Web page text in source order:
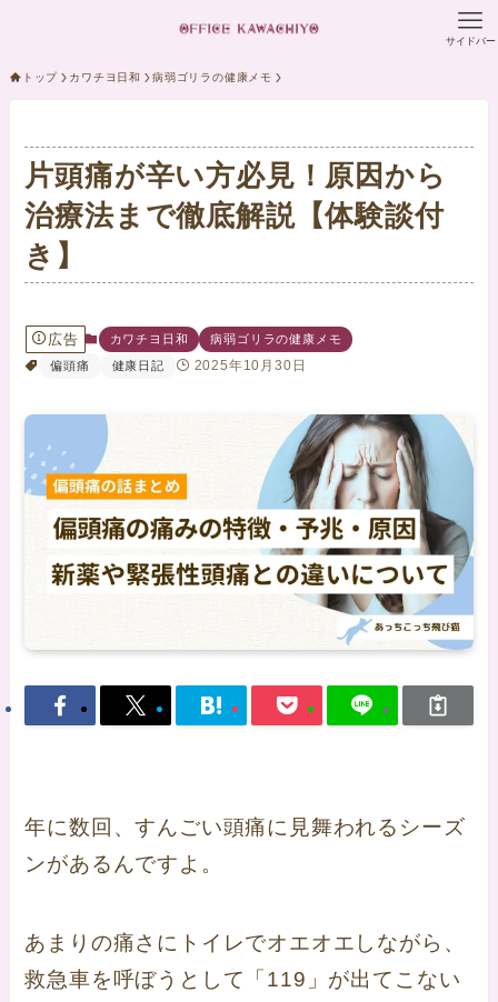
サイドバー
トップ カワチヨ日和 病弱ゴリラの健康メモ
片頭痛が辛い方必見！原因から
治療法まで徹底解説【体験談付
き】
広告 カワチヨ日和
病弱ゴリラの健康メモ
偏頭痛
健康日記 2025年10月30日
年に数回、すんごい頭痛に見舞われるシーズ
ンがあるんですよ。
あまりの痛さにトイレでオエオエしながら、
救急車を呼ぼうとして「119」が出てこない